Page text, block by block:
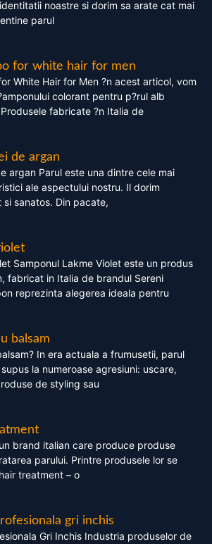
noastre si dorim sa arate cat mai
parul
for white hair for men
White Hair for Men ?n acest articol, vom
colorant pentru p?rul alb
fabricate ?n Italia de
de argan
argan Parul este una dintre cele mai
ale aspectului nostru. Il dorim
sanatos. Din pacate,
Samponul Lakme Violet este un produs
fabricat in Italia de brandul Sereni
reprezinta alegerea ideala pentru
balsam
In era actuala a frumusetii, parul
la numeroase agresiuni: uscare,
de styling sau
brand italian care produce produse
parului. Printre produsele lor se
treatment – o
gri inchis
Gri Inchis Industria produselor de